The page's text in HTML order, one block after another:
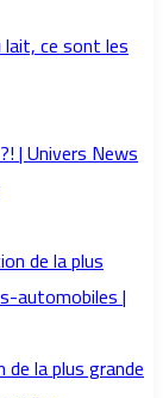
lait, ce sont les
de la plus grande